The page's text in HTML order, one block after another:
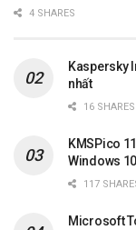
4 SHARES
Kaspersky
nhất
16 SHARES
KMSPico
Windows
117
Microsoft